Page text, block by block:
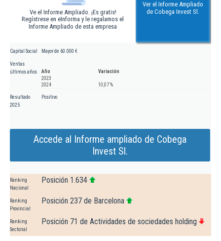
Ve el Informe Ampliado. ¡Es gratis!
Regístrese en eInforma y le regalamos el
Informe Ampliado de esta empresa
Ver el Informe Ampliado
de Cobega Invest Sl.
Capital Social Mayor de 60.000 €
Ventas
últimos años
Año
Variación
2023
2024
10,07 %
Resultado
2025
Positivo
Accede al Informe ampliado de Cobega
Invest Sl.
Ranking
Nacional
Posición 1.634
Ranking
Provincial
Posición 237 de Barcelona
Ranking
Sectorial
Posición 71 de Actividades de sociedades holding